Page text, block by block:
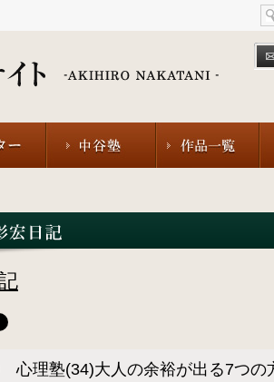
心理塾(34)大人の余裕が出る7つの